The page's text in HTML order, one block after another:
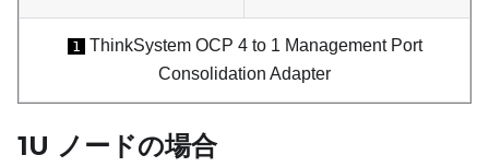
1
ThinkSystem OCP 4 to 1 Management Port
Consolidation Adapter
1U ノードの場合